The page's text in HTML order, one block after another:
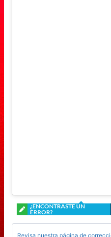
¿ENCONTRASTE UN
ERROR?
Revisa nuestra página de